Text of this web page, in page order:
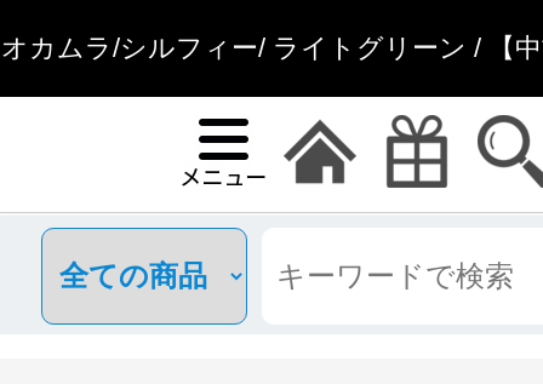
オカムラ/シルフィー/ ライトグリーン / 【
具通販